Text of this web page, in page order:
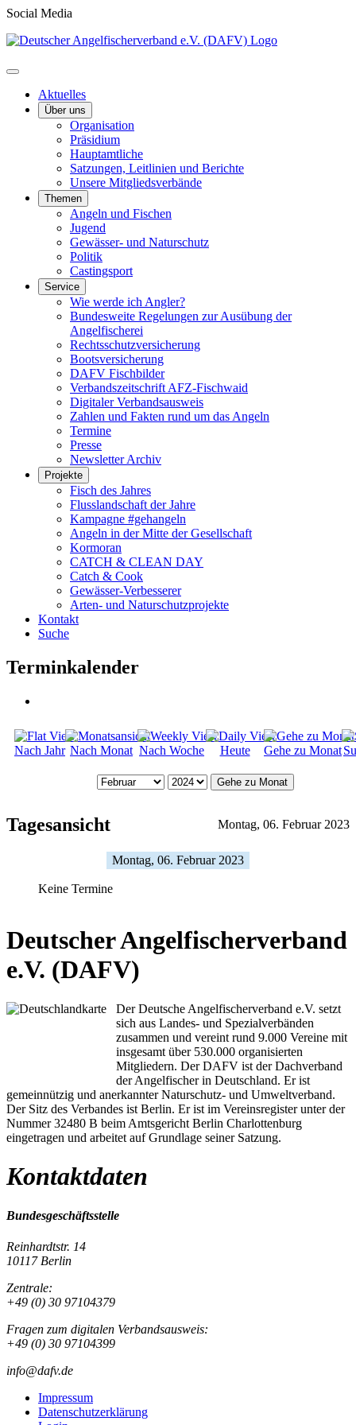
Social Media
Aktuelles
Über uns
Organisation
Präsidium
Hauptamtliche
Satzungen, Leitlinien und Berichte
Unsere Mitgliedsverbände
Themen
Angeln und Fischen
Jugend
Gewässer- und Naturschutz
Politik
Castingsport
Service
Wie werde ich Angler?
Bundesweite Regelungen zur Ausübung der
Angelfischerei
Rechtsschutzversicherung
Bootsversicherung
DAFV Fischbilder
Verbandszeitschrift AFZ-Fischwaid
Digitaler Verbandsausweis
Zahlen und Fakten rund um das Angeln
Termine
Presse
Newsletter Archiv
Projekte
Fisch des Jahres
Flusslandschaft der Jahre
Kampagne #gehangeln
Angeln in der Mitte der Gesellschaft
Kormoran
CATCH & CLEAN DAY
Catch & Cook
Gewässer-Verbesserer
Arten- und Naturschutzprojekte
Kontakt
Suche
Terminkalender
Nach Jahr Nach Monat Nach Woche Heute Gehe zu Monat
Gehe zu Monat
Tagesansicht Montag, 06. Februar 2023
Montag, 06. Februar 2023
Keine Termine
Deutscher Angelfischerverband
e.V. (DAFV)
Der Deutsche Angelfischerverband e.V. setzt
sich aus Landes- und Spezialverbänden
zusammen und vereint rund 9.000 Vereine mit
insgesamt über 530.000 organisierten
Mitgliedern. Der DAFV ist der Dachverband
der Angelfischer in Deutschland. Er ist
gemeinnützig und anerkannter Naturschutz- und Umweltverband.
Der Sitz des Verbandes ist Berlin. Er ist im Vereinsregister unter der
Nummer 32480 B beim Amtsgericht Berlin Charlottenburg
eingetragen und arbeitet auf Grundlage seiner Satzung.
Kontaktdaten
Bundesgeschäftsstelle
Reinhardtstr. 14
10117 Berlin
Zentrale:
+49 (0) 30 97104379
Fragen zum digitalen Verbandsausweis:
+49 (0) 30 97104399
info@dafv.de
Impressum
Datenschutzerklärung